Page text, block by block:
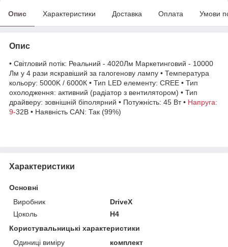
Опис Характеристики Доставка Оплата Умови
Опис
• Світловий потік: Реальний - 4020Лм Маркетинговий - 10000
Лм у 4 рази яскравіший за галогенову лампу • Температура
кольору: 5000K / 6000К • Тип LED елементу: CREE • Тип
охолодження: активний (радіатор з вентилятором) • Тип
драйверу: зовнішній біполярний • Потужність: 45 Вт • Напруга:
9-32В • Наявність CAN: Так (99%)
Характеристики
Основні
Виробник
DriveX
Цоколь
H4
Користувальницькі характеристики
Одиниці виміру
комплект